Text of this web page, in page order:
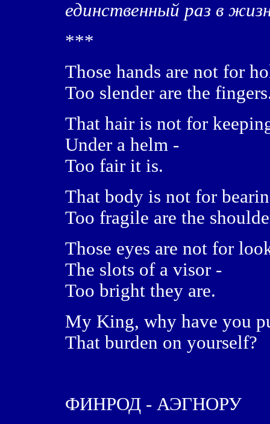
единственный раз в
***
Those hands are not for
Too slender are the
That hair is not for
Under a helm -
Too fair it is.
That body is not for
Too fragile are the
Those eyes are not for
The slots of a visor -
Too bright they are.
My King, why have you
That burden on yourself?
ФИНРОД - АЭГНОРУ